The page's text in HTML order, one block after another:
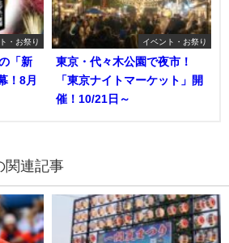
・お祭り
「新
！8月
イベント・お祭り
東京・代々木公園で夜市！
「東京ナイトマーケット」開
催！10/21日～
関連記事